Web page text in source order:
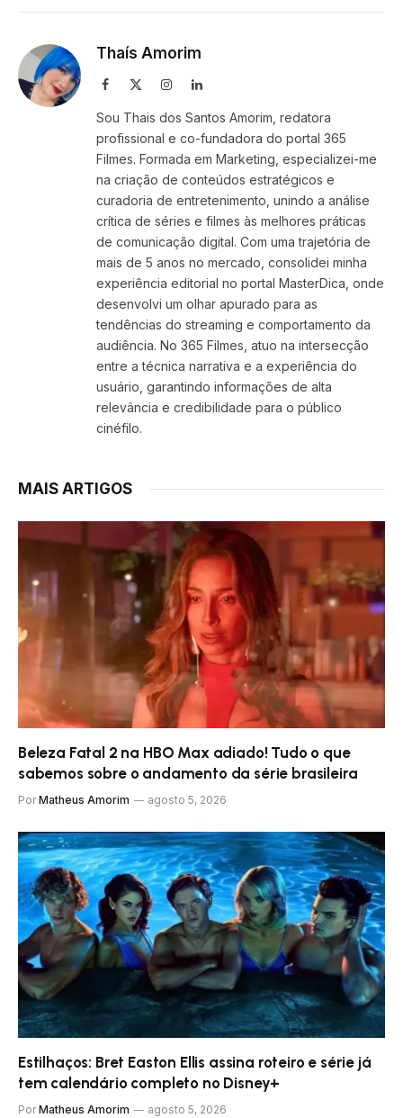
Thaís Amorim
Facebook InstagramLinkedIn
Sou Thais dos Santos Amorim, redatora
profissional e co-fundadora do portal 365
Filmes. Formada em Marketing, especializei-me
na criação de conteúdos estratégicos e
curadoria de entretenimento, unindo a análise
crítica de séries e filmes às melhores práticas
de comunicação digital. Com uma trajetória de
mais de 5 anos no mercado, consolidei minha
experiência editorial no portal MasterDica, onde
desenvolvi um olhar apurado para as
tendências do streaming e comportamento da
audiência. No 365 Filmes, atuo na intersecção
entre a técnica narrativa e a experiência do
usuário, garantindo informações de alta
relevância e credibilidade para o público
cinéfilo.
MAIS ARTIGOS
Beleza Fatal 2 na HBO Max adiado! Tudo o que
sabemos sobre o andamento da série brasileira
Por Matheus Amorim agosto 5, 2026
Estilhaços: Bret Easton Ellis assina roteiro e série já
tem calendário completo no Disney+
Por Matheus Amorim agosto 5, 2026